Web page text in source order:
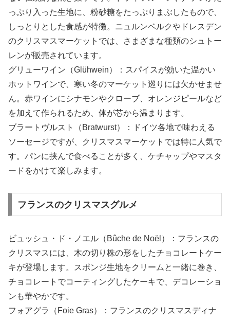
っぷり入った生地に、粉砂糖をたっぷりまぶしたもので、
しっとりとした食感が特徴。ニュルンベルクやドレスデン
のクリスマスマーケットでは、さまざまな種類のシュトー
レンが販売されています。
グリューワイン（Glühwein）：スパイスが効いた温かい
ホットワインで、寒い冬のマーケット巡りには欠かせませ
ん。赤ワインにシナモンやクローブ、オレンジピールなど
を加えて作られるため、体が芯から温まります。
ブラートヴルスト（Bratwurst）：ドイツ各地で味わえる
ソーセージですが、クリスマスマーケットでは特に人気で
す。パンに挟んで食べることが多く、ケチャップやマスタ
ードをかけて楽しみます。
フランスのクリスマスグルメ
ビュッシュ・ド・ノエル（Bûche de Noël）：フランスの
クリスマスには、木の切り株の形をしたチョコレートケー
キが登場します。スポンジ生地をクリームと一緒に巻き、
チョコレートでコーティングしたケーキで、デコレーショ
ンも華やかです。
フォアグラ（Foie Gras）：フランスのクリスマスディナ